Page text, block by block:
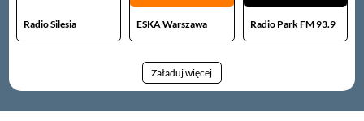
Radio Silesia ESKA Warszawa Radio Park FM 93.9
Załaduj więcej